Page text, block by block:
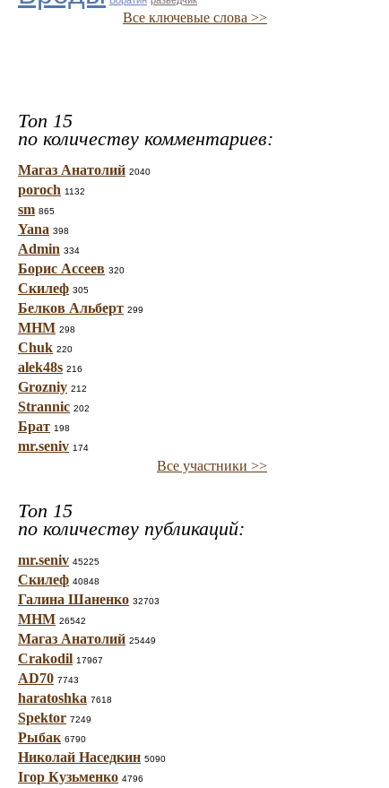
Все ключевые слова >>
Топ 15
по количеству комментариев:
Магаз Анатолий 2040
poroch 1132
sm 865
Yana 398
Admin 334
Борис Ассеев 320
Скилеф 305
Белков Альберт 299
МНМ 298
Chuk 220
alek48s 216
Grozniy 212
Strannic 202
Брат 198
mr.seniv 174
Все участники >>
Топ 15
по количеству публикаций:
mr.seniv 45225
Скилеф 40848
Галина Шаненко 32703
МНМ 26542
Магаз Анатолий 25449
Crakodil 17967
AD70 7743
haratoshka 7618
Spektor 7249
Рыбак 6790
Николай Наседкин 5090
Ігор Кузьменко 4796